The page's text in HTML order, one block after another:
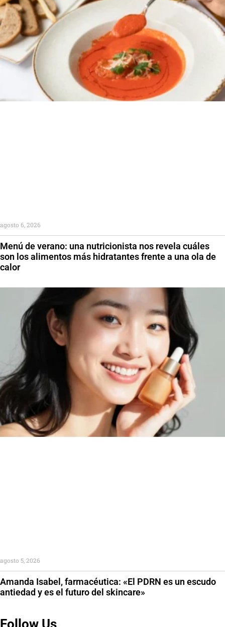
Menú de verano: una nutricionista nos revela cuáles
son los alimentos más hidratantes frente a una ola de
calor
agosto 6, 2026
Amanda Isabel, farmacéutica: «El PDRN es un escudo
antiedad y es el futuro del skincare»
agosto 5, 2026